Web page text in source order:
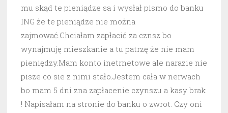
mu skąd te pieniądze sa i wysłał pismo do banku
ING że te pieniądze nie można
zajmować.Chciałam zapłacić za cznsz bo
wynajmuję mieszkanie a tu patrzę że nie mam
pieniędzy.Mam konto inetrnetowe ale narazie nie
pisze co sie z nimi stało.Jestem cała w nerwach
bo mam 5 dni zna zapłacenie czynszu a kasy brak
! Napisałam na stronie do banku o zwrot. Czy oni